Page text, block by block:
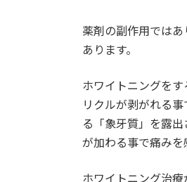
薬剤の副作用では
あります。
ホワイトニングを
リクルが剥がれる
る「象牙質」を露
が加わる事で痛みを
ホワイトニング治